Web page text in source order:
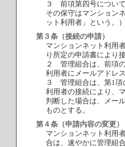
３ 前項第四号につい
その保守はマンション
ット利用者」という。
第３条（接続の申請）
マンションネット利用
り所定の申請書により
２ 管理組合は、前項
利用者にメールアドレ
３ 管理組合は、第1項
利用者の接続により、
判断した場合は、メー
ものとする。
第４条（申請内容の変更）
マンションネット利用
合は、速やかに管理組